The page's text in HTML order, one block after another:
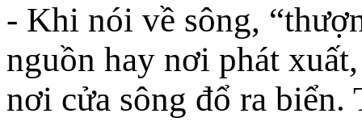
- Khi nói về sông,
nguồn hay nơi phát
nơi cửa sông đổ ra